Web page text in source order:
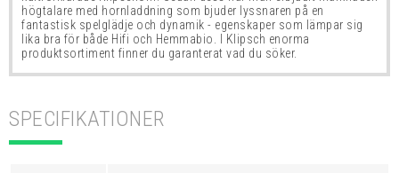
högtalare med hornladdning som bjuder lyssnaren på en
fantastisk spelglädje och dynamik - egenskaper som lämpar sig
lika bra för både Hifi och Hemmabio. I Klipsch enorma
produktsortiment finner du garanterat vad du söker.
SPECIFIKATIONER